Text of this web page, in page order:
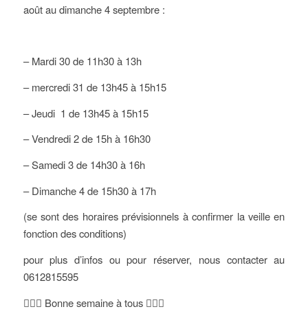
août au dimanche 4 septembre :
– Mardi 30 de 11h30 à 13h
– mercredi 31 de 13h45 à 15h15
– Jeudi 1 de 13h45 à 15h15
– Vendredi 2 de 15h à 16h30
– Samedi 3 de 14h30 à 16h
– Dimanche 4 de 15h30 à 17h
(se sont des horaires prévisionnels à confirmer la veille en
fonction des conditions)
pour plus d’infos ou pour réserver, nous contacter au
0612815595
🏄🏼‍♀️ Bonne semaine à tous 🏄🏻‍♂️